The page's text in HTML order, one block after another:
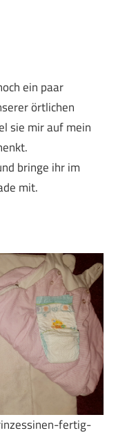
ein paar
örtlichen
sie mir auf mein
bringe ihr im
mit.
fertig-